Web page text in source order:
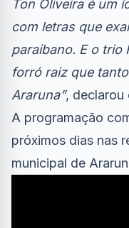
Ton Oliveira é um
com letras que
paraibano. E o trio
forró raiz que
Araruna”, declarou
A programação
próximos dias nas
municipal de